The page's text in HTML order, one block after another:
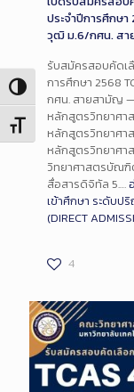
Toggle High Contrast
Toggle Font size
ประจำปีการศึกษา
วุฒิ ม.6/กศน. ส
รับสมัครสอบคัดเ
การศึกษา 2568
กศน. สายสามัญ
หลักสูตรวิทยาศ
หลักสูตรวิทยาศา
หลักสูตรวิทยาศา
วิทยาศาสตรบัณฑิ
สื่อสารดิจิทัล 5.…
เข้าศึกษา ระดับป
(DIRECT
4